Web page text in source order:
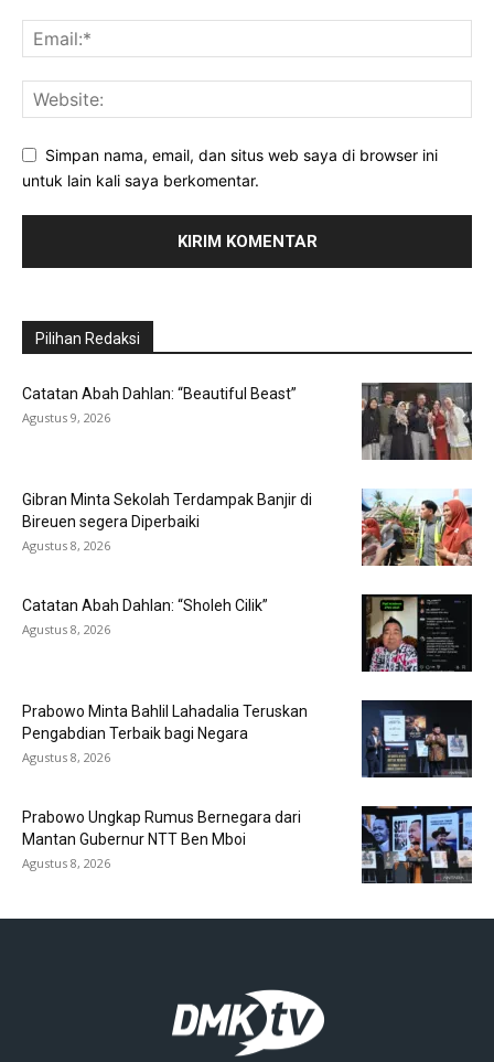
Simpan nama, email, dan situs web saya di browser ini
untuk lain kali saya berkomentar.
Pilihan Redaksi
Catatan Abah Dahlan: “Beautiful Beast”
Agustus 9, 2026
Gibran Minta Sekolah Terdampak Banjir di
Bireuen segera Diperbaiki
Agustus 8, 2026
Catatan Abah Dahlan: “Sholeh Cilik”
Agustus 8, 2026
Prabowo Minta Bahlil Lahadalia Teruskan
Pengabdian Terbaik bagi Negara
Agustus 8, 2026
Prabowo Ungkap Rumus Bernegara dari
Mantan Gubernur NTT Ben Mboi
Agustus 8, 2026